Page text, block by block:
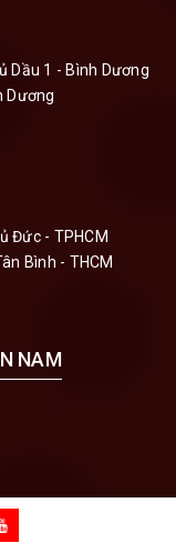
Dầu 1 - Bình Dương
Dương
Đức - TPHCM
Bình - THCM
NAM